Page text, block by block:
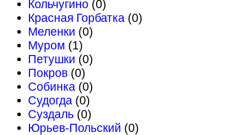
Кольчугино (0)
Красная Горбатка (0)
Меленки (0)
Муром (1)
Петушки (0)
Покров (0)
Собинка (0)
Судогда (0)
Суздаль (0)
Юрьев-Польский (0)